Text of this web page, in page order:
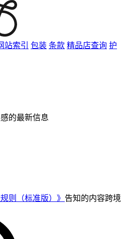
站索引 包装 条款 精品店查询 护
的最新信息
则（标准版）》 告知的内容跨境